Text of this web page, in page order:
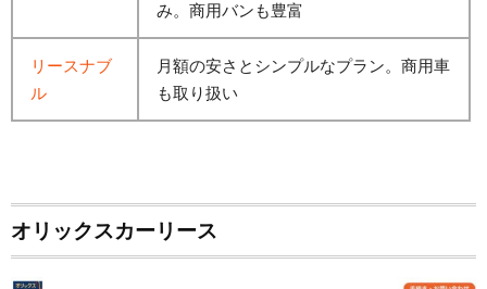
み。商用バンも豊富
リースナブ
ル
月額の安さとシンプルなプラン。商用車
も取り扱い
オリックスカーリース